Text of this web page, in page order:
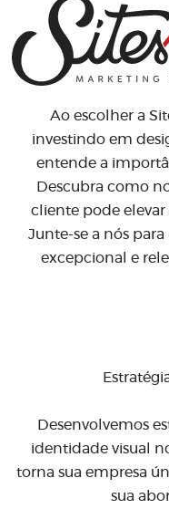
Ao escolher a
investindo em
entende a
Descubra como
cliente pode elevar
Junte-se a nós
excepcional e
Desenvolvemos
identidade visual
torna sua empresa
sua